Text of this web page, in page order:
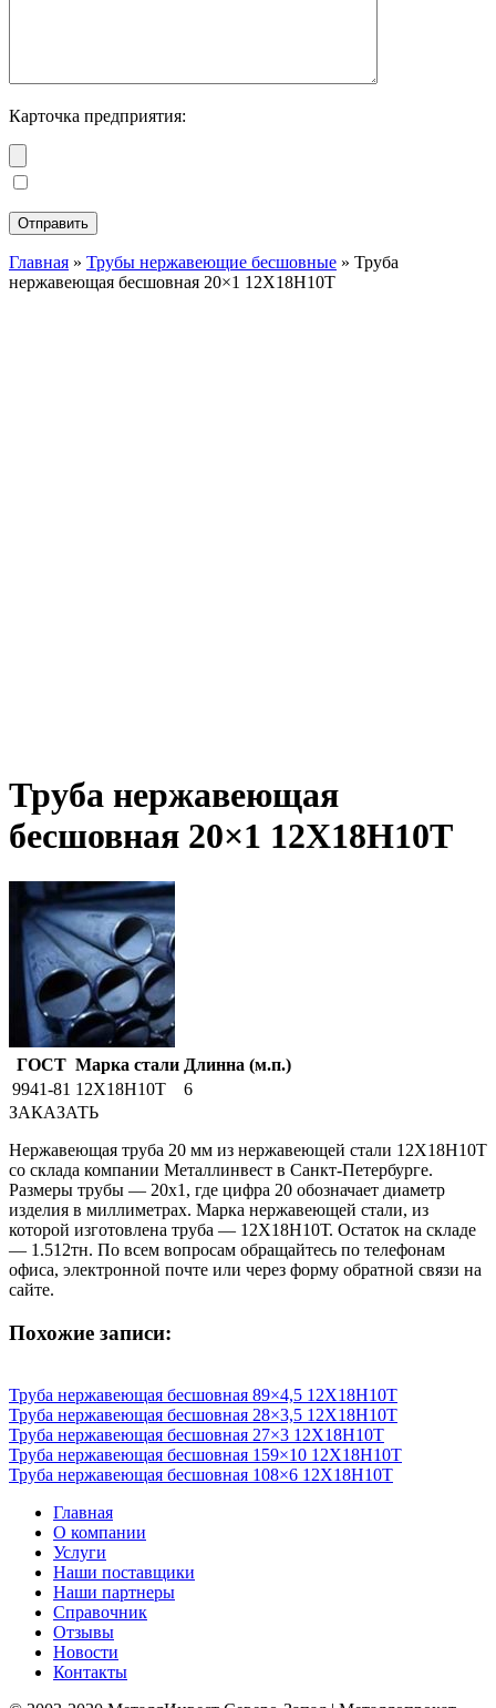
Карточка предприятия:
Главная » Трубы нержавеющие бесшовные » Труба
нержавеющая бесшовная 20×1 12X18Н10Т
Труба нержавеющая
бесшовная 20×1 12X18Н10Т
ГОСТ Марка стали Длинна (м.п.)
9941-81 12Х18Н10Т
6
ЗАКАЗАТЬ
Нержавеющая труба 20 мм из нержавеющей стали 12Х18Н10Т
со склада компании Металлинвест в Санкт-Петербурге.
Размеры трубы — 20х1, где цифра 20 обозначает диаметр
изделия в миллиметрах. Марка нержавеющей стали, из
которой изготовлена труба — 12Х18Н10Т. Остаток на складе
— 1.512тн. По всем вопросам обращайтесь по телефонам
офиса, электронной почте или через форму обратной связи на
сайте.
Похожие записи:
Труба нержавеющая бесшовная 89×4,5 12X18Н10Т
Труба нержавеющая бесшовная 28×3,5 12X18Н10Т
Труба нержавеющая бесшовная 27×3 12X18Н10Т
Труба нержавеющая бесшовная 159×10 12X18Н10Т
Труба нержавеющая бесшовная 108×6 12X18Н10Т
Главная
О компании
Услуги
Наши поставщики
Наши партнеры
Справочник
Отзывы
Новости
Контакты